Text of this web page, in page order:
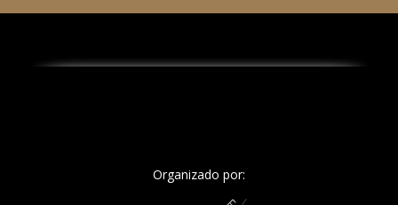
Organizado por: